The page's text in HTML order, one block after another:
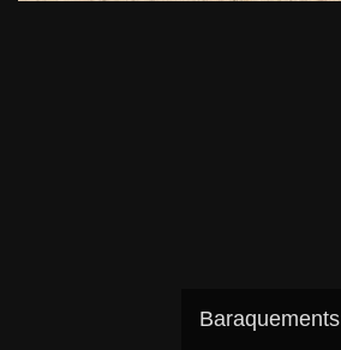
Baraquements